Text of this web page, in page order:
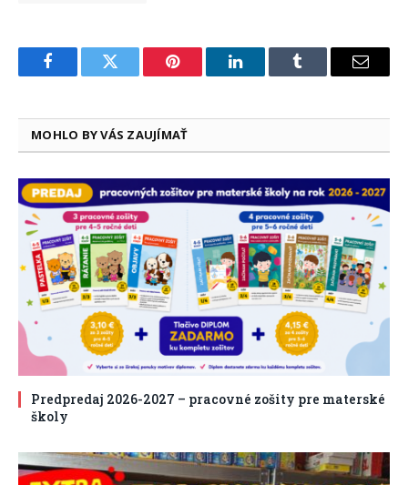
FacebookTwitter Pinterest LinkedInTumblr Email
MOHLO BY VÁS ZAUJÍMAŤ
Predpredaj 2026-2027 – pracovné zošity pre materské
školy